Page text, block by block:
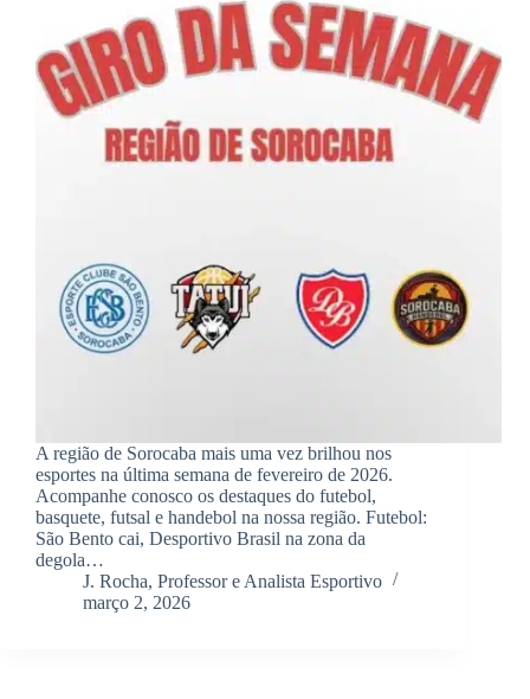
A região de Sorocaba mais uma vez brilhou nos
esportes na última semana de fevereiro de 2026.
Acompanhe conosco os destaques do futebol,
basquete, futsal e handebol na nossa região. Futebol:
São Bento cai, Desportivo Brasil na zona da
degola…
J. Rocha, Professor e Analista Esportivo
março 2, 2026